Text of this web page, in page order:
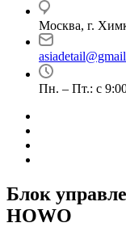
Москва, г.
Пн. – Пт.: с
Блок
HOWO